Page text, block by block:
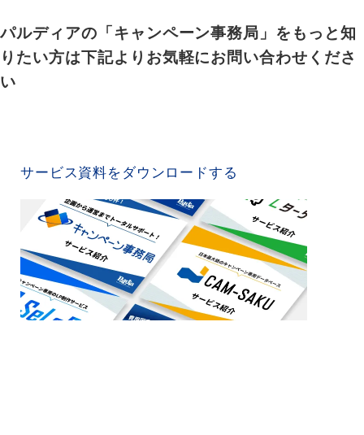
パルディアの「キャンペーン事務局」をもっと知
りたい方は下記よりお気軽にお問い合わせくださ
い
サービス資料をダウンロードする